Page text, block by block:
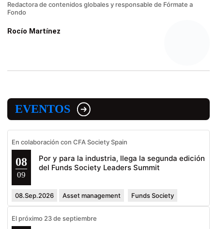
Redactora de contenidos globales y responsable de Fórmate a
Fondo
Rocío Martínez
EVENTOS
En colaboración con CFA Society Spain
08
09
Por y para la industria, llega la segunda edición
del Funds Society Leaders Summit
08.Sep.2026 Asset management Funds Society
El próximo 23 de septiembre